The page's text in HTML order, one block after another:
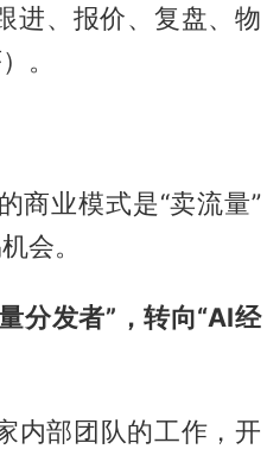
进、报价、复盘、物
。
商业模式是“卖流量”
会。
分发者”，转向“AI经
内部团队的工作，开